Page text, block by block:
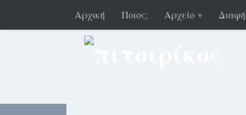
Αρχική Ποιος; Αρχείο